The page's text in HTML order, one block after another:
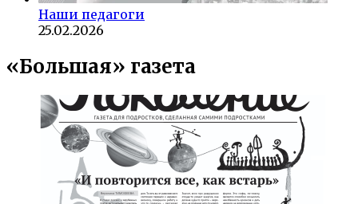
Наши педагоги
25.02.2026
«Большая» газета